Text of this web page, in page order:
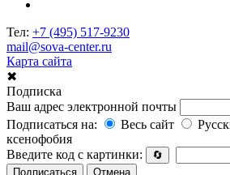
Тел: +7 (495) 517-9230
mail@sova-center.ru
Карта сайта
✖
Подписка
Ваш адрес электронной почты
Подписаться на:
Весь сайт
ксенофобия
Введите код с картинки:
🔄
Подписаться
Отмена